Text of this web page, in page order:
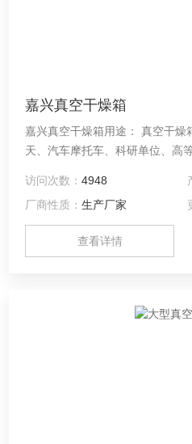
嘉兴真空干燥箱
嘉兴真空干燥箱用途： 真空干燥
天、汽车摩托车、科研单位、高
时的适应性试验，检测其各性能
访问次数：4948
厂商性质：生产厂家
查看详情